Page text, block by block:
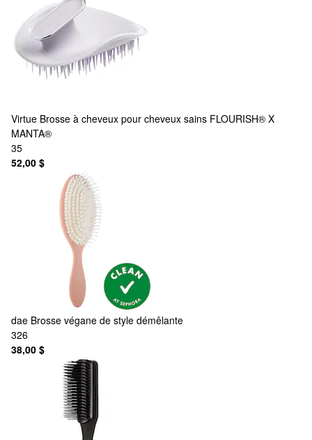
Virtue Brosse à cheveux pour cheveux sains FLOURISH® X
MANTA®
35
52,00 $
dae Brosse végane de style démêlante
326
38,00 $